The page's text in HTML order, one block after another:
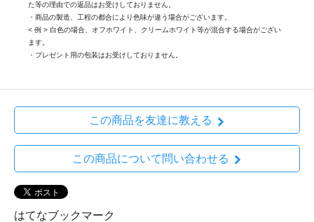
た等の理由での返品はお受けしておりません。
・商品の製造、工程の都合により色味が違う場合がございます。
< 例 > 白色の場合、オフホワイト、クリームホワイト等が混合する場合がござい
ます。
・プレゼント用の包装はお受けしておりません。
この商品を友達に教える
この商品について問い合わせる
はてなブックマーク